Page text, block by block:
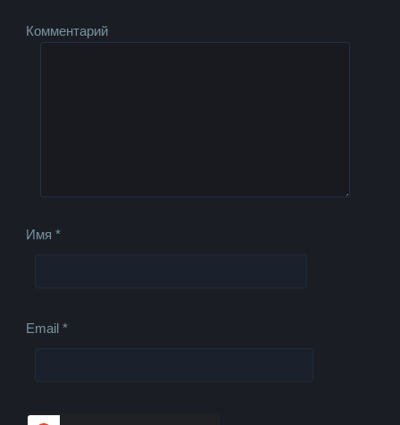
Комментарий
Имя*
Email*